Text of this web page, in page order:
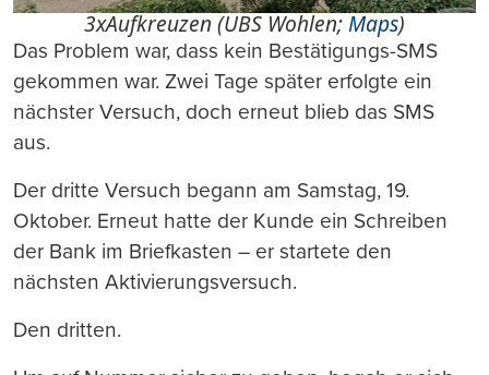
3xAufkreuzen (UBS Wohlen;Maps)
Das Problem war, dass kein Bestätigungs-SMS
gekommen war. Zwei Tage später erfolgte ein
nächster Versuch, doch erneut blieb das SMS
aus.
Der dritte Versuch begann am Samstag, 19.
Oktober. Erneut hatte der Kunde ein Schreiben
der Bank im Briefkasten – er startete den
nächsten Aktivierungsversuch.
Den dritten.